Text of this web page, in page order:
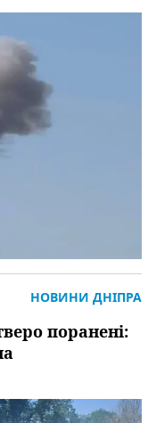
поранені:
НОВИНИ ДНІПРА